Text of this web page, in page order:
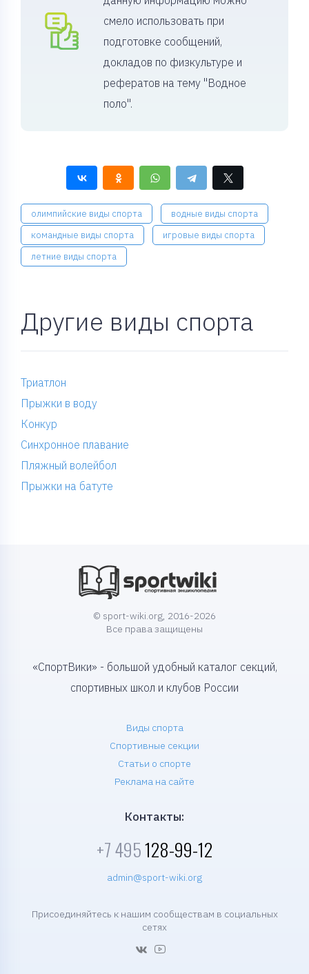
смело использовать при
подготовке сообщений,
докладов по физкультуре и
рефератов на тему "Водное
поло".
олимпийские виды спорта
водные виды спорта
командные виды спорта
игровые виды спорта
летние виды спорта
Другие виды спорта
Триатлон
Прыжки в воду
Конкур
Синхронное плавание
Пляжный волейбол
Прыжки на батуте
© sport-wiki.org, 2016-2026
Все права защищены
«СпортВики» - большой удобный каталог секций,
спортивных школ и клубов России
Виды спорта
Спортивные секции
Статьи о спорте
Реклама на сайте
Контакты:
+7 495128-99-12
admin@sport-wiki.org
Присоединяйтесь к нашим сообществам в социальных
сетях